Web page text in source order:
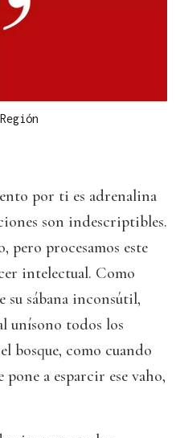
por ti es adrenalina
son indescriptibles.
pero procesamos este
intelectual. Como
su sábana inconsútil,
unísono todos los
bosque, como cuando
a esparcir ese vaho,